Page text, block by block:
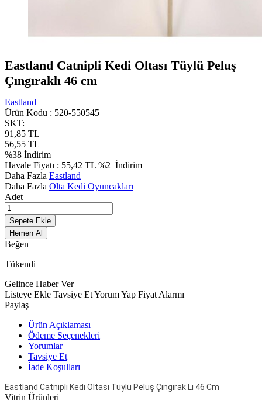
Eastland Catnipli Kedi Oltası Tüylü Peluş
Çıngıraklı 46 cm
Eastland
Ürün Kodu : 520-550545
SKT:
91,85 TL
56,55 TL
%38 İndirim
Havale Fiyatı : 55,42 TL %2 İndirim
Daha Fazla Eastland
Daha Fazla Olta Kedi Oyuncakları
Adet
Sepete Ekle
Hemen Al
Beğen
Tükendi
Gelince Haber Ver
Listeye Ekle Tavsiye EtYorum Yap Fiyat Alarmı
Paylaş
Ürün Açıklaması
Ödeme Seçenekleri
Yorumlar
Tavsiye Et
İade Koşulları
Eastland Catnipli Kedi Oltası Tüylü Peluş Çıngırak Lı 46 Cm
Vitrin Ürünleri